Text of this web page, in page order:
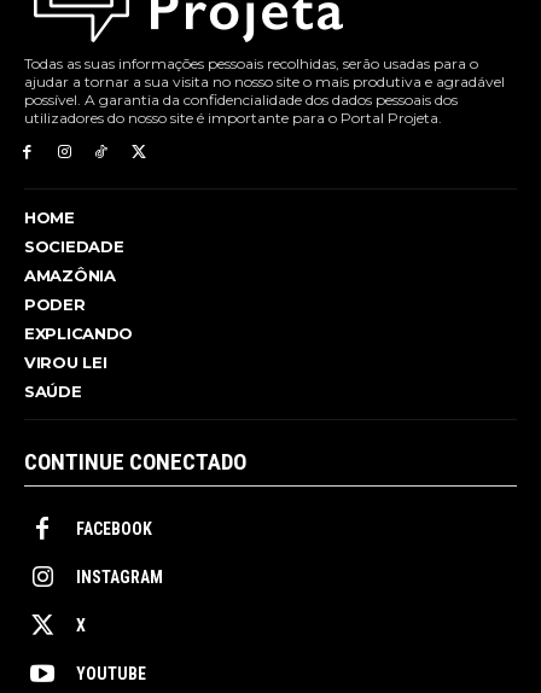
Todas as suas informações pessoais recolhidas, serão usadas para o
ajudar a tornar a sua visita no nosso site o mais produtiva e agradável
possível. A garantia da confidencialidade dos dados pessoais dos
utilizadores do nosso site é importante para o Portal Projeta.
HOME
SOCIEDADE
AMAZÔNIA
PODER
EXPLICANDO
VIROU LEI
SAÚDE
CONTINUE CONECTADO
FACEBOOK
INSTAGRAM
X
YOUTUBE